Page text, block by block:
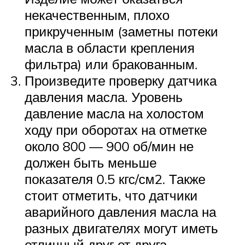
некачественным, плохо
прикрученным (заметны потеки
масла в области крепления
фильтра) или бракованным.
Произведите проверку датчика
давления масла. Уровень
давление масла на холостом
ходу при оборотах на отметке
около 800 — 900 об/мин не
должен быть меньше
показателя 0.5 кгс/см2. Также
стоит отметить, что датчики
аварийного давления масла на
разных двигателях могут иметь